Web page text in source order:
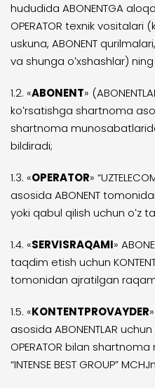
hududida ABONENTGA
OPERATOR texnik
uskuna, ABONENT
va shunga oʻxshashlar)
1.2. «ABONENT»
koʻrsatishga shartnoma
shartnoma
bildiradi;
1.3. «OPERATOR»
asosida ABONENT
yoki qabul qilish uchun oʻz
1.4. «SERVISRAQAMI»
taqdim etish uchun KONTENT
tomonidan ajratilgan
1.5. «KONTENTPROVAYDER
asosida ABONENTLAR
OPERATOR bilan
“INTENSE BEST GROUP”